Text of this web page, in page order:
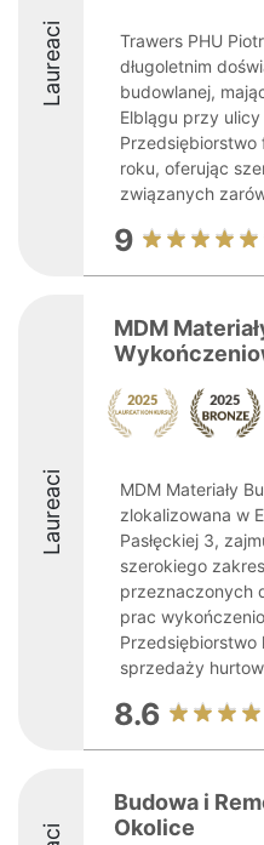
Laureaci
Trawers PHU
długoletnim
budowlanej,
Elblągu przy
Przedsiębiorstwo
roku, oferując
związanych
9
Laureaci
MDM
MDM Materiały
zlokalizowana w
Pasłęckiej 3,
szerokiego
przeznaczonych
prac
Przedsiębiorstwo
sprzedaży
8.6
Budowa i
Okolice